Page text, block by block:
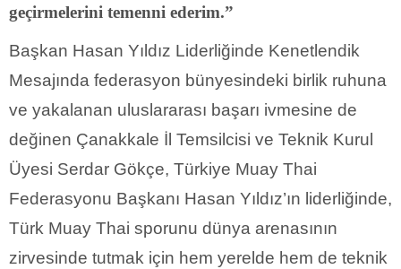
geçirmelerini temenni ederim.”
Başkan Hasan Yıldız Liderliğinde Kenetlendik
Mesajında federasyon bünyesindeki birlik ruhuna
ve yakalanan uluslararası başarı ivmesine de
değinen Çanakkale İl Temsilcisi ve Teknik Kurul
Üyesi Serdar Gökçe, Türkiye Muay Thai
Federasyonu Başkanı Hasan Yıldız’ın liderliğinde,
Türk Muay Thai sporunu dünya arenasının
zirvesinde tutmak için hem yerelde hem de teknik